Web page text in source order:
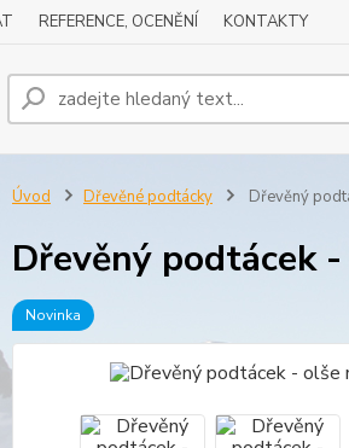
REFERENCE, OCENĚNÍ KONTAKTY
Úvod Dřevěné podtácky Dřevěný
Dřevěný podtácek
Novinka